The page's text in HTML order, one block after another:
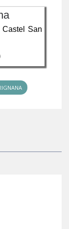
Castel San